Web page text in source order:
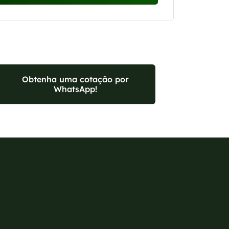
Obtenha uma cotação por
WhatsApp!